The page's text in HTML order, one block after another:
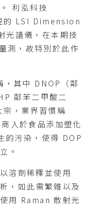
利泓科技
LSI Dimension
譜儀，在本期技
測，故特別於此作
，其中 DNOP（鄰
鄰苯二甲酸二
宗，業界習慣稱
人於食品添加塑化
的污染，使得 DOP
。
溶劑稀釋並使用
，如此需繁雜以及
用 Raman 散射光